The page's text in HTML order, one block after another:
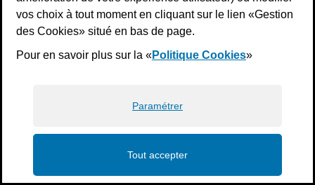
vos choix à tout moment en cliquant sur le lien «Gestion
des Cookies» situé en bas de page.
Pour en savoir plus sur la «Politique Cookies»
Paramétrer
Tout accepter